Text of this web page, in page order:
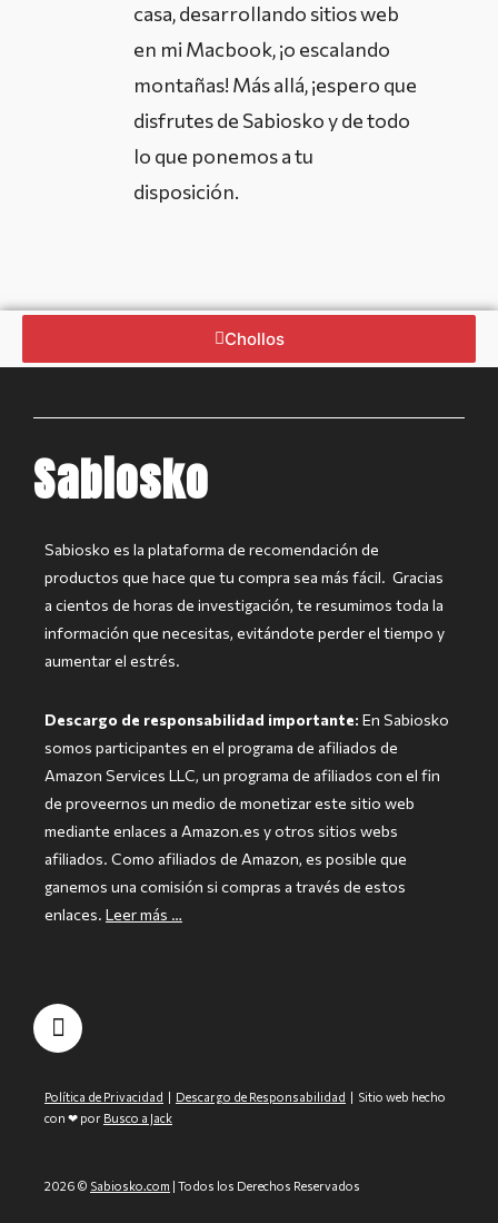
casa, desarrollando sitios web
en mi Macbook, ¡o escalando
montañas! Más allá, ¡espero que
disfrutes de Sabiosko y de todo
lo que ponemos a tu
disposición.
Chollos
Sabiosko
Sabiosko es la plataforma de recomendación de
productos que hace que tu compra sea más fácil. Gracias
a cientos de horas de investigación, te resumimos toda la
información que necesitas, evitándote perder el tiempo y
aumentar el estrés.
Descargo de responsabilidad importante: En Sabiosko
somos participantes en el programa de afiliados de
Amazon Services LLC, un programa de afiliados con el fin
de proveernos un medio de monetizar este sitio web
mediante enlaces a Amazon.es y otros sitios webs
afiliados. Como afiliados de Amazon, es posible que
ganemos una comisión si compras a través de estos
enlaces. Leer más …
Política de Privacidad | Descargo de Responsabilidad | Sitio web hecho
con ❤ por Busco a Jack
2026 © Sabiosko.com | Todos los Derechos Reservados